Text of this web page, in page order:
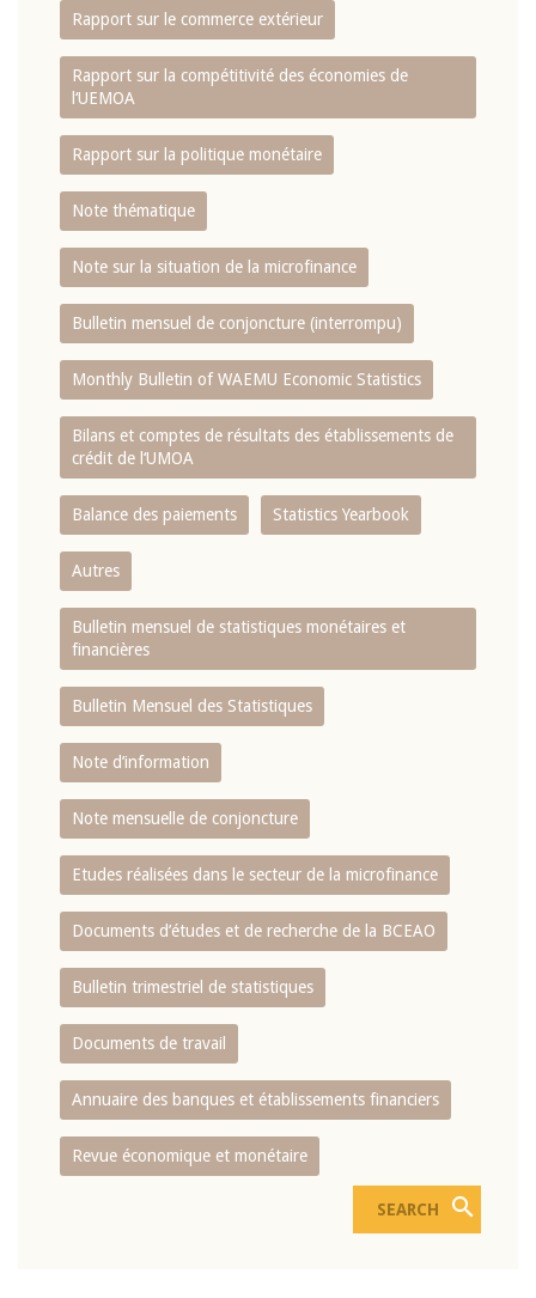
Rapport sur le commerce extérieur
Rapport sur la compétitivité des économies de
l‘UEMOA
Rapport sur la politique monétaire
Note thématique
Note sur la situation de la microfinance
Bulletin mensuel de conjoncture (interrompu)
Monthly Bulletin of WAEMU Economic Statistics
Bilans et comptes de résultats des établissements de
crédit de l‘UMOA
Balance des paiements Statistics Yearbook
Autres
Bulletin mensuel de statistiques monétaires et
financières
Bulletin Mensuel des Statistiques
Note d’information
Note mensuelle de conjoncture
Etudes réalisées dans le secteur de la microfinance
Documents d’études et de recherche de la BCEAO
Bulletin trimestriel de statistiques
Documents de travail
Annuaire des banques et établissements financiers
Revue économique et monétaire